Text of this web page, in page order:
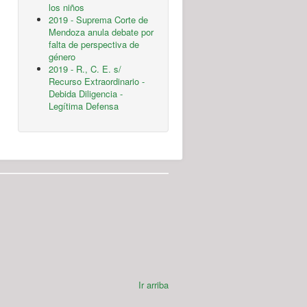
los niños
2019 - Suprema Corte de
Mendoza anula debate por
falta de perspectiva de
género
2019 - R., C. E. s/
Recurso Extraordinario -
Debida Diligencia -
Legítima Defensa
Ir arriba